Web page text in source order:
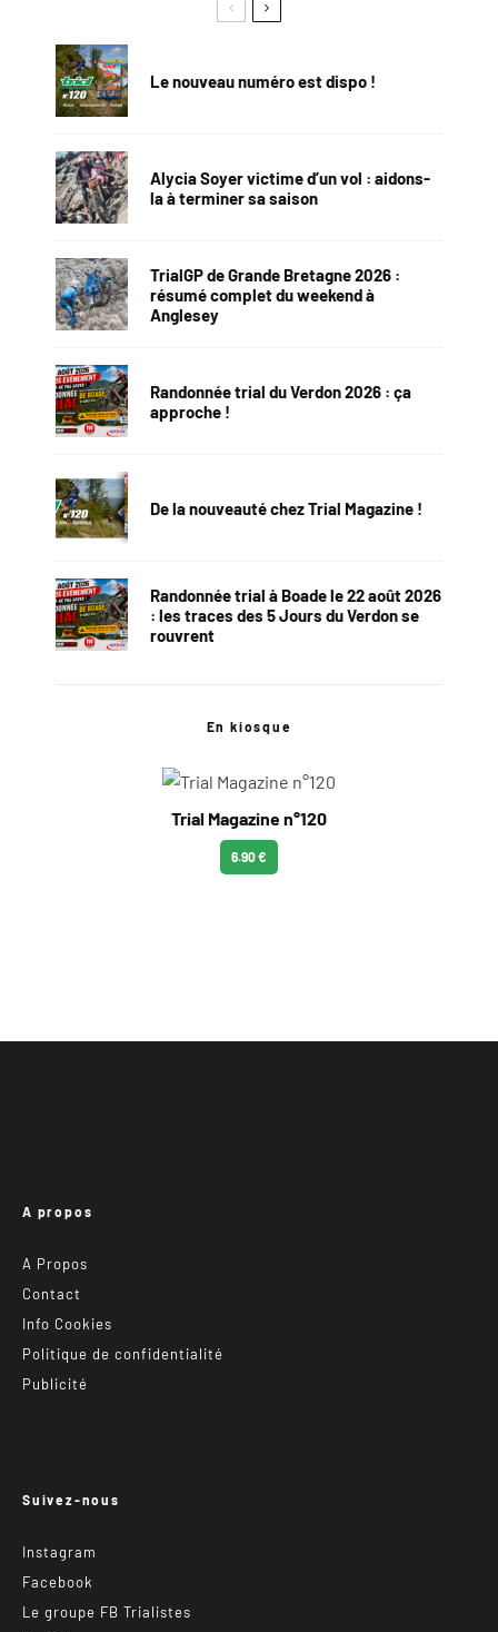
Le nouveau numéro est dispo !
Alycia Soyer victime d’un vol : aidons-
la à terminer sa saison
TrialGP de Grande Bretagne 2026 :
résumé complet du weekend à
Anglesey
Randonnée trial du Verdon 2026 : ça
approche !
De la nouveauté chez Trial Magazine !
Randonnée trial à Boade le 22 août 2026
: les traces des 5 Jours du Verdon se
rouvrent
En kiosque
Trial Magazine n°120
6.90 €
A propos
A Propos
Contact
Info Cookies
Politique de confidentialité
Publicité
Suivez-nous
Instagram
Facebook
Le groupe FB Trialistes